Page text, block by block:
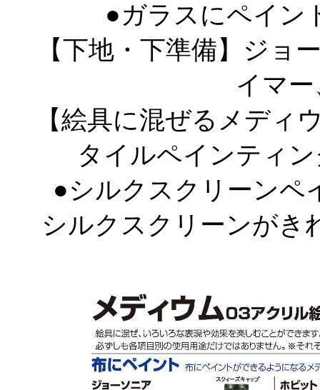
●ガラスにペイン
【下地・下準備】ジ
イマー
【絵具に混ぜるメデ
タイルペインティ
●シルクスクリーンペ
シルクスクリーンがき